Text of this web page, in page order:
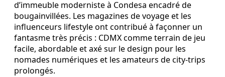
d’immeuble moderniste à Condesa encadré de
bougainvillées. Les magazines de voyage et les
influenceurs lifestyle ont contribué à façonner un
fantasme très précis : CDMX comme terrain de jeu
facile, abordable et axé sur le design pour les
nomades numériques et les amateurs de city-trips
prolongés.